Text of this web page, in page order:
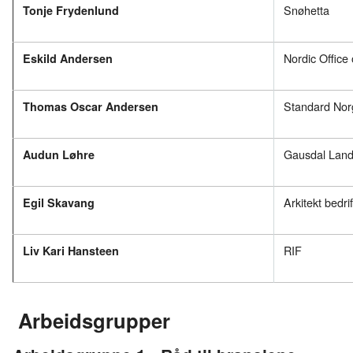
Tonje Frydenlund Snøhetta
Eskild Andersen Nordic
Thomas Oscar Andersen Standard
Audun Løhre Gausdal
Egil Skavang Arkitekt
Liv Kari Hansteen RIF
Arbeidsgrupper